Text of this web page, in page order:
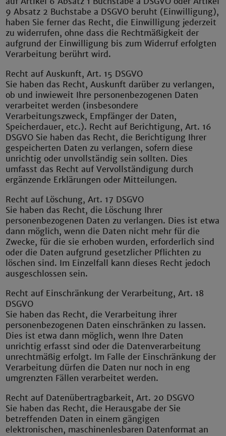
9 Absatz 2 Buchstabe a DSGVO beruht (Einwilligung),
haben Sie ferner das Recht, die Einwilligung jederzeit
zu widerrufen, ohne dass die Rechtmäßigkeit der
aufgrund der Einwilligung bis zum Widerruf erfolgten
Verarbeitung berührt wird.
Recht auf Auskunft, Art. 15 DSGVO
Sie haben das Recht, Auskunft darüber zu verlangen,
ob und inwieweit Ihre personenbezogenen Daten
verarbeitet werden (insbesondere
Verarbeitungszweck, Empfänger der Daten,
Speicherdauer, etc.). Recht auf Berichtigung, Art. 16
DSGVO Sie haben das Recht, die Berichtigung Ihrer
gespeicherten Daten zu verlangen, sofern diese
unrichtig oder unvollständig sein sollten. Dies
umfasst das Recht auf Vervollständigung durch
ergänzende Erklärungen oder Mitteilungen.
Recht auf Löschung, Art. 17 DSGVO
Sie haben das Recht, die Löschung Ihrer
personenbezogenen Daten zu verlangen. Dies ist etwa
dann möglich, wenn die Daten nicht mehr für die
Zwecke, für die sie erhoben wurden, erforderlich sind
oder die Daten aufgrund gesetzlicher Pflichten zu
löschen sind. Im Einzelfall kann dieses Recht jedoch
ausgeschlossen sein.
Recht auf Einschränkung der Verarbeitung, Art. 18
DSGVO
Sie haben das Recht, die Verarbeitung ihrer
personenbezogenen Daten einschränken zu lassen.
Dies ist etwa dann möglich, wenn Ihre Daten
unrichtig erfasst sind oder die Datenverarbeitung
unrechtmäßig erfolgt. Im Falle der Einschränkung der
Verarbeitung dürfen die Daten nur noch in eng
umgrenzten Fällen verarbeitet werden.
Recht auf Datenübertragbarkeit, Art. 20 DSGVO
Sie haben das Recht, die Herausgabe der Sie
betreffenden Daten in einem gängigen
elektronischen, maschinenlesbaren Datenformat an